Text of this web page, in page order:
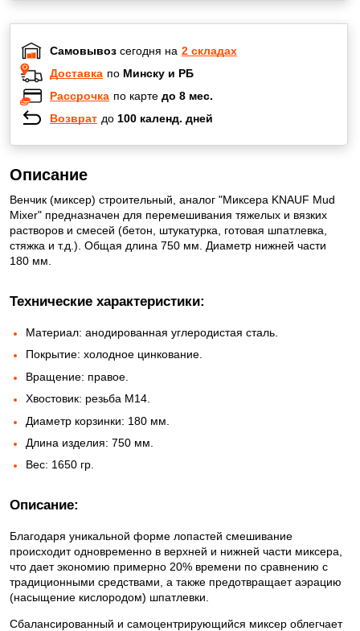
Самовывоз сегодня на 2 складах
Доставка по Минску и РБ
Рассрочка по карте до 8 мес.
Возврат до 100 календ. дней
Описание
Венчик (миксер) строительный, аналог "Миксера KNAUF Mud
Mixer" предназначен для перемешивания тяжелых и вязких
растворов и смесей (бетон, штукатурка, готовая шпатлевка,
стяжка и т.д.). Общая длина 750 мм. Диаметр нижней части
180 мм.
Технические характеристики:
Материал: анодированная углеродистая сталь.
Покрытие: холодное цинкование.
Вращение: правое.
Хвостовик: резьба М14.
Диаметр корзинки: 180 мм.
Длина изделия: 750 мм.
Вес: 1650 гр.
Описание:
Благодаря уникальной форме лопастей смешивание
происходит одновременно в верхней и нижней части миксера,
что дает экономию примерно 20% времени по сравнению с
традиционными средствами, а также предотвращает аэрацию
(насыщение кислородом) шпатлевки.
Сбалансированный и самоцентрирующийся миксер облегчает